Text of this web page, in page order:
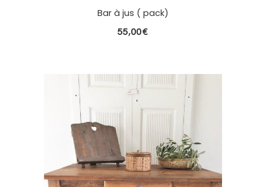
Bar à jus ( pack)
55,00€